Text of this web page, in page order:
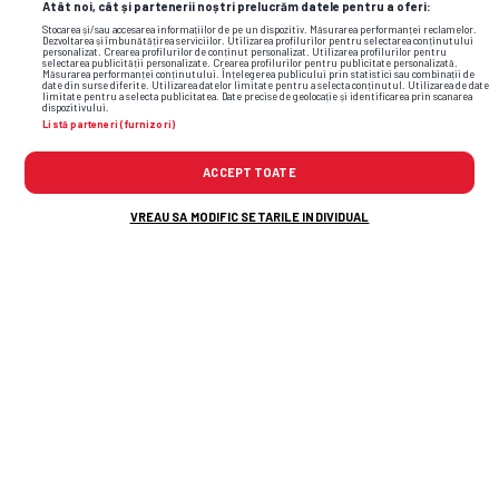
Atât noi, cât și partenerii noștri prelucrăm datele pentru a oferi:
Stocarea și/sau accesarea informațiilor de pe un dispozitiv. Măsurarea performanței reclamelor.
Dezvoltarea și îmbunătățirea serviciilor. Utilizarea profilurilor pentru selectarea conținutului
personalizat. Crearea profilurilor de conținut personalizat. Utilizarea profilurilor pentru
selectarea publicității personalizate. Crearea profilurilor pentru publicitate personalizată.
Măsurarea performanței conținutului. Înțelegerea publicului prin statistici sau combinații de
date din surse diferite. Utilizarea datelor limitate pentru a selecta conținutul. Utilizarea de date
limitate pentru a selecta publicitatea. Date precise de geolocație și identificarea prin scanarea
dispozitivului.
Listă parteneri (furnizori)
ACCEPT TOATE
VREAU SA MODIFIC SETARILE INDIVIDUAL